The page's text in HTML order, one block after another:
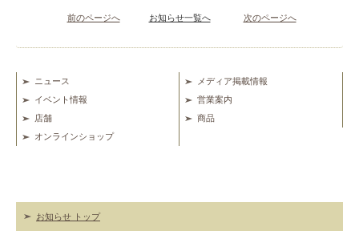
前のページへ お知らせ一覧へ 次のページへ
ニュース
メディア掲載情報
イベント情報
営業案内
店舗
商品
オンラインショップ
お知らせ トップ